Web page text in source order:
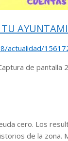
TU
actualidad/
cero. Los
de la